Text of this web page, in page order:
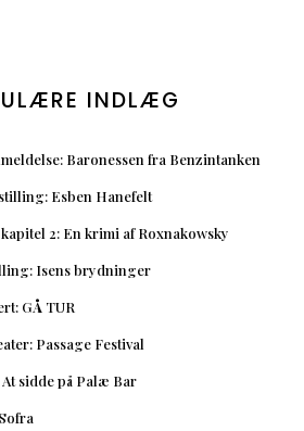
INDLÆG
Baronessen fra Benzintanken
Esben Hanefelt
2: En krimi af Roxnakowsky
Isens brydninger
GÅ TUR
Passage Festival
sidde på Palæ Bar